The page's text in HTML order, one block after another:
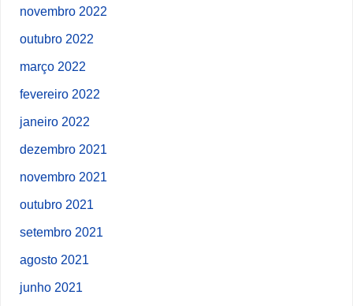
novembro 2022
outubro 2022
março 2022
fevereiro 2022
janeiro 2022
dezembro 2021
novembro 2021
outubro 2021
setembro 2021
agosto 2021
junho 2021